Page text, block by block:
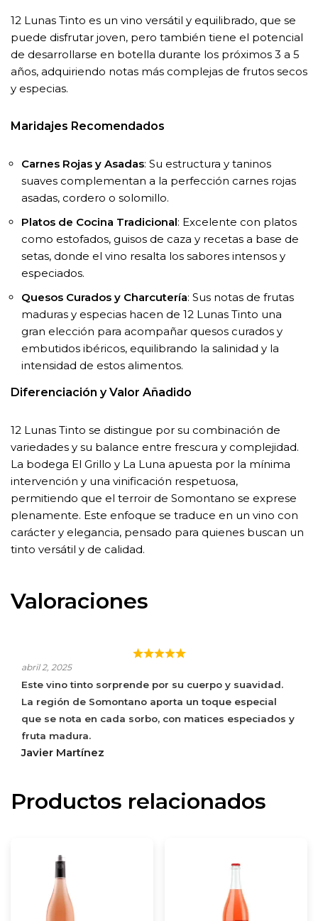
12 Lunas Tinto es un vino versátil y equilibrado, que se
puede disfrutar joven, pero también tiene el potencial
de desarrollarse en botella durante los próximos 3 a 5
años, adquiriendo notas más complejas de frutos secos
y especias.
Maridajes Recomendados
Carnes Rojas y Asadas: Su estructura y taninos
suaves complementan a la perfección carnes rojas
asadas, cordero o solomillo.
Platos de Cocina Tradicional: Excelente con platos
como estofados, guisos de caza y recetas a base de
setas, donde el vino resalta los sabores intensos y
especiados.
Quesos Curados y Charcutería: Sus notas de frutas
maduras y especias hacen de 12 Lunas Tinto una
gran elección para acompañar quesos curados y
embutidos ibéricos, equilibrando la salinidad y la
intensidad de estos alimentos.
Diferenciación y Valor Añadido
12 Lunas Tinto se distingue por su combinación de
variedades y su balance entre frescura y complejidad.
La bodega El Grillo y La Luna apuesta por la mínima
intervención y una vinificación respetuosa,
permitiendo que el terroir de Somontano se exprese
plenamente. Este enfoque se traduce en un vino con
carácter y elegancia, pensado para quienes buscan un
tinto versátil y de calidad.
Valoraciones
abril 2, 2025
Este vino tinto sorprende por su cuerpo y suavidad.
La región de Somontano aporta un toque especial
que se nota en cada sorbo, con matices especiados y
fruta madura.
Javier Martínez
Productos relacionados